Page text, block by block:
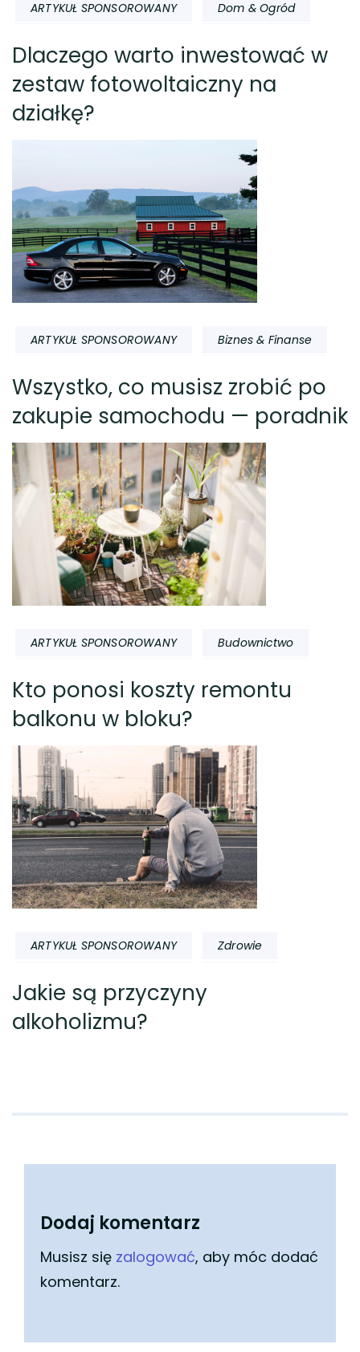
ARTYKUŁ SPONSOROWANY Dom & Ogród
Dlaczego warto inwestować w
zestaw fotowoltaiczny na
działkę?
ARTYKUŁ SPONSOROWANY Biznes & Finanse
Wszystko, co musisz zrobić po
zakupie samochodu — poradnik
ARTYKUŁ SPONSOROWANY Budownictwo
Kto ponosi koszty remontu
balkonu w bloku?
ARTYKUŁ SPONSOROWANY Zdrowie
Jakie są przyczyny
alkoholizmu?
Dodaj komentarz
Musisz się zalogować, aby móc dodać
komentarz.